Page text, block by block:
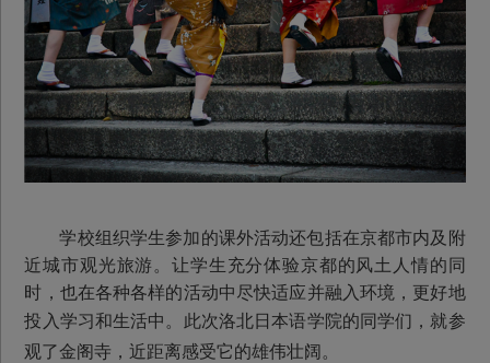
学校组织学生参加的课外活动还包括在京都市内及附
近城市观光旅游。让学生充分体验京都的风土人情的同
时，也在各种各样的活动中尽快适应并融入环境，更好地
投入学习和生活中。此次洛北日本语学院的同学们，就参
观了金阁寺，近距离感受它的雄伟壮阔。